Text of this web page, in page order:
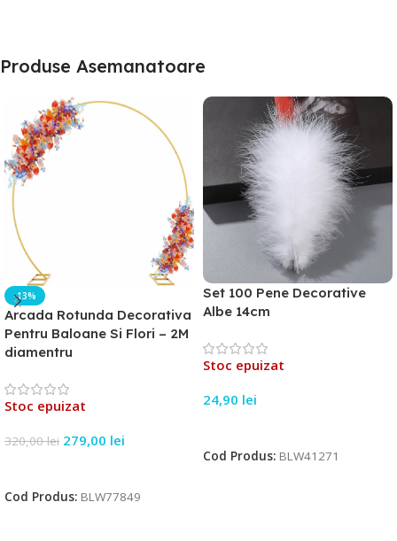
Produse Asemanatoare
-13%
Arcada Rotunda Decorativa
Pentru Baloane Si Flori – 2M
diamentru
Stoc epuizat
320,00lei 279,00 lei
Cod Produs: BLW77849
Set 100 Pene Decorative
Albe 14cm
Stoc epuizat
24,90 lei
Cod Produs: BLW41271